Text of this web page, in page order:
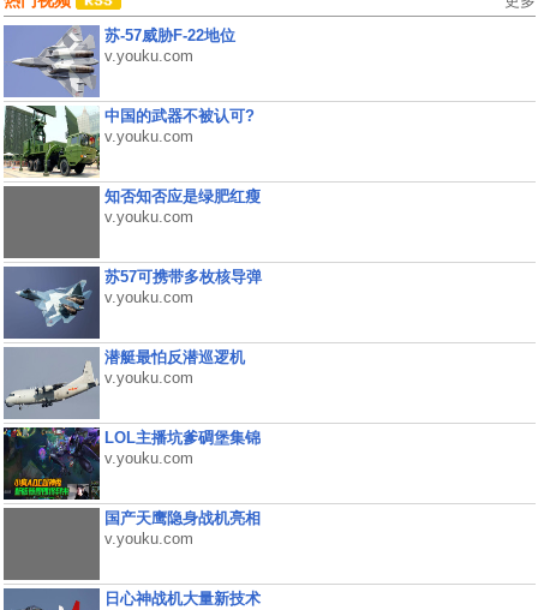
苏-57威胁F-22地位
v.youku.com
中国的武器不被认可?
v.youku.com
知否知否应是绿肥红瘦
v.youku.com
苏57可携带多枚核导弹
v.youku.com
潜艇最怕反潜巡逻机
v.youku.com
LOL主播坑爹碉堡集锦
v.youku.com
国产天鹰隐身战机亮相
v.youku.com
日心神战机大量新技术